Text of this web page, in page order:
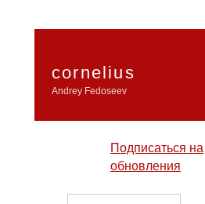
cornelius
Andrey Fedoseev
Подписаться на
обновления